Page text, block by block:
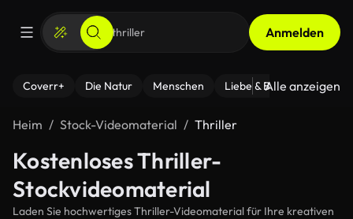
Anmelden
Coverr+ Die Natur Menschen Liebe & Beziehungen
Alle anzeigen
Heim Stock-Videomaterial Thriller
Kostenloses Thriller-
Stockvideomaterial
Laden Sie hochwertiges Thriller-Videomaterial für Ihre kreativen